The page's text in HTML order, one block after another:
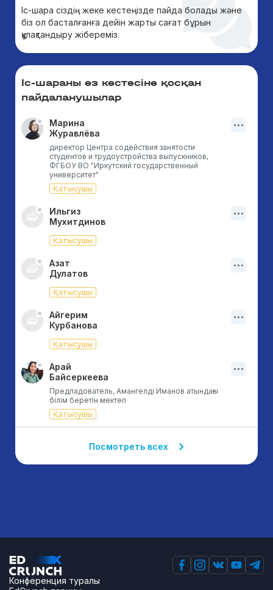
Іс-шара сіздің жеке кестеңізде пайда болады және
біз ол басталғанға дейін жарты сағат бұрын
құлақтандыру жібереміз.
Іс-шараны өз кестесіне қосқан
пайдаланушылар
Марина
Журавлёва
директор Центра содействия занятости
студентов и трудоустройства выпускников,
ФГБОУ ВО "Иркутский государственный
университет"
Қатысушы
Ильгиз
Мухитдинов
Қатысушы
Азат
Дулатов
Қатысушы
Айгерим
Курбанова
Қатысушы
Арай
Байсеркеева
Предпадователь, Амангелді Иманов атындағы
білім беретін мектеп
Қатысушы
Посмотреть всех
Конференция туралы